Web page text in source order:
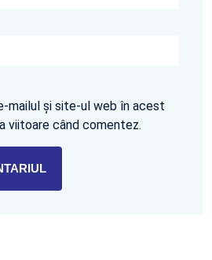
mailul și site-ul web în acest
viitoare când comentez.